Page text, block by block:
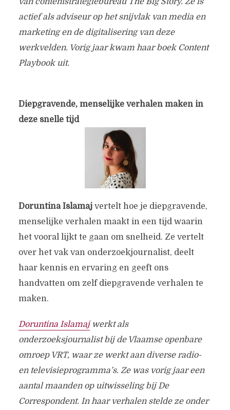
actief als adviseur op het snijvlak van media en
marketing en de digitalisering van deze
werkvelden. Vorig jaar kwam haar boek Content
Playbook uit.
Diepgravende, menselijke verhalen maken in
deze snelle tijd
Doruntina Islamajvertelt hoe je diepgravende,
menselijke verhalen maakt in een tijd waarin
het vooral lijkt te gaan om snelheid. Ze vertelt
over het vak van onderzoekjournalist, deelt
haar kennis en ervaring en geeft ons
handvatten om zelf diepgravende verhalen te
maken.
Doruntina Islamajwerkt als
onderzoeksjournalist bij de Vlaamse openbare
omroep VRT, waar ze werkt aan diverse radio-
en televisieprogramma’s. Ze was vorig jaar een
aantal maanden op uitwisseling bij De
Correspondent. In haar verhalen stelde ze onder